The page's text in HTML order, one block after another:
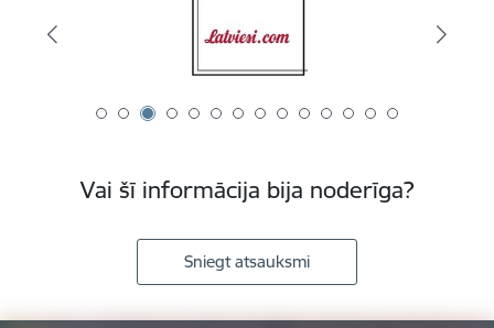
Vai šī informācija bija noderīga?
Sniegt atsauksmi